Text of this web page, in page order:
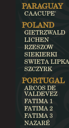
PARAGUAY
CAACUPE'
POLAND
GIETRZWALD
LICHEN
RZESZOW
SIEKIERKI
SWIETA LIPKA
SZCZYRK
PORTUGAL
ARCOS DE
VALDEVEZ
FATIMA 1
FATIMA 2
FATIMA 3
NAZARÉ